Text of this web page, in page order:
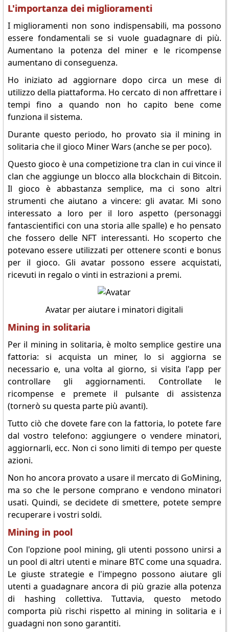
L'importanza dei miglioramenti
I miglioramenti non sono indispensabili, ma possono
essere fondamentali se si vuole guadagnare di più.
Aumentano la potenza del miner e le ricompense
aumentano di conseguenza.
Ho iniziato ad aggiornare dopo circa un mese di
utilizzo della piattaforma. Ho cercato di non affrettare i
tempi fino a quando non ho capito bene come
funziona il sistema.
Durante questo periodo, ho provato sia il mining in
solitaria che il gioco Miner Wars (anche se per poco).
Questo gioco è una competizione tra clan in cui vince il
clan che aggiunge un blocco alla blockchain di Bitcoin.
Il gioco è abbastanza semplice, ma ci sono altri
strumenti che aiutano a vincere: gli avatar. Mi sono
interessato a loro per il loro aspetto (personaggi
fantascientifici con una storia alle spalle) e ho pensato
che fossero delle NFT interessanti. Ho scoperto che
potevano essere utilizzati per ottenere sconti e bonus
per il gioco. Gli avatar possono essere acquistati,
ricevuti in regalo o vinti in estrazioni a premi.
Avatar per aiutare i minatori digitali
Mining in solitaria
Per il mining in solitaria, è molto semplice gestire una
fattoria: si acquista un miner, lo si aggiorna se
necessario e, una volta al giorno, si visita l'app per
controllare gli aggiornamenti. Controllate le
ricompense e premete il pulsante di assistenza
(tornerò su questa parte più avanti).
Tutto ciò che dovete fare con la fattoria, lo potete fare
dal vostro telefono: aggiungere o vendere minatori,
aggiornarli, ecc. Non ci sono limiti di tempo per queste
azioni.
Non ho ancora provato a usare il mercato di GoMining,
ma so che le persone comprano e vendono minatori
usati. Quindi, se decidete di smettere, potete sempre
recuperare i vostri soldi.
Mining in pool
Con l'opzione pool mining, gli utenti possono unirsi a
un pool di altri utenti e minare BTC come una squadra.
Le giuste strategie e l'impegno possono aiutare gli
utenti a guadagnare ancora di più grazie alla potenza
di hashing collettiva. Tuttavia, questo metodo
comporta più rischi rispetto al mining in solitaria e i
guadagni non sono garantiti.